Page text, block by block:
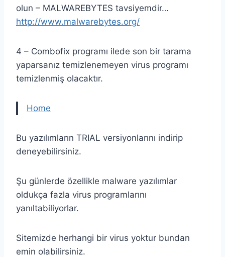
olun – MALWAREBYTES tavsiyemdir…
http://www.malwarebytes.org/
4 – Combofix programı ilede son bir tarama
yaparsanız temizlenemeyen virus programı
temizlenmiş olacaktır.
Home
Bu yazılımların TRIAL versiyonlarını indirip
deneyebilirsiniz.
Şu günlerde özellikle malware yazılımlar
oldukça fazla virus programlarını
yanıltabiliyorlar.
Sitemizde herhangi bir virus yoktur bundan
emin olabilirsiniz.